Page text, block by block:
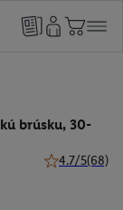
brúsku, 30-
4.7/5(68)